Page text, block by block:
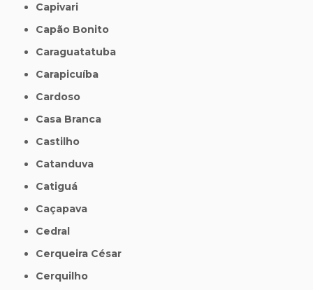
Capivari
Capão Bonito
Caraguatatuba
Carapicuíba
Cardoso
Casa Branca
Castilho
Catanduva
Catiguá
Caçapava
Cedral
Cerqueira César
Cerquilho